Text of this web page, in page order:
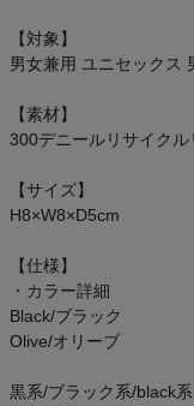
【対象】
男女兼用 ユニセックス
【素材】
300デニールリサイク
【サイズ】
H8×W8×D5cm
【仕様】
・カラー詳細
Black/ブラック
Olive/オリーブ
黒系/ブラック系/black系